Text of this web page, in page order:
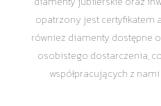
opatrzony jest certyfikatem
również diamenty dostępne
osobistego dostarczenia,
współpracujących z